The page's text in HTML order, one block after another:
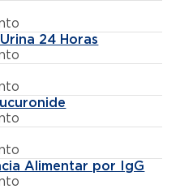
24 Horas
Alimentar por IgG